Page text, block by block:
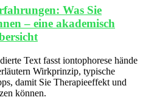
Was Sie
– eine akademisch
Text fasst iontophorese hände
Wirkprinzip, typische
damit Sie Therapieeffekt und
können.